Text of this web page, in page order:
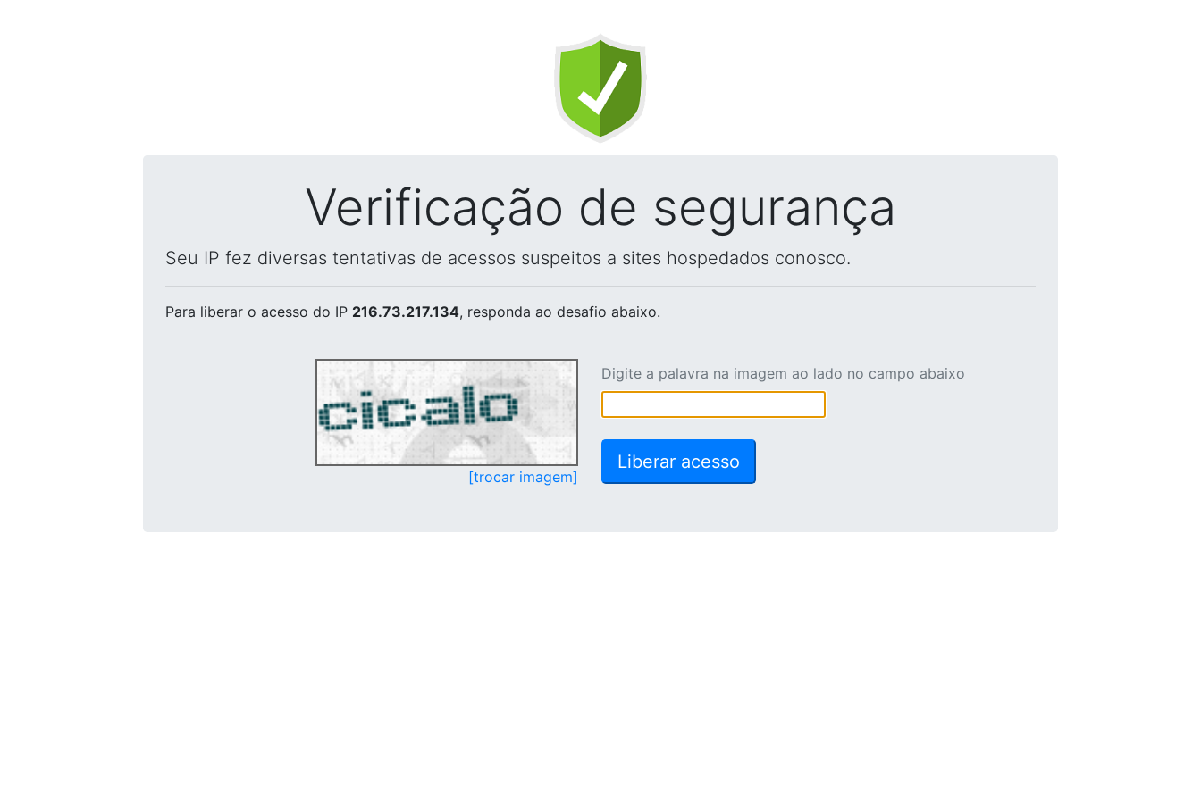
Verificação de segurança
Seu IP fez diversas tentativas de acessos suspeitos a sites hospedados conosco.
Para liberar o acesso do IP 216.73.217.134, responda ao desafio abaixo.
[trocar imagem]
Digite a palavra na imagem ao lado no campo abaixo